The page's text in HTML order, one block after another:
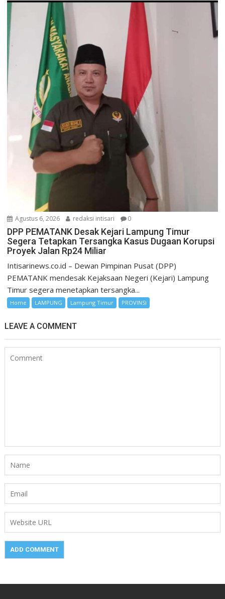
Agustus 6, 2026 redaksi intisari 0
DPP PEMATANK Desak Kejari Lampung Timur
Segera Tetapkan Tersangka Kasus Dugaan Korupsi
Proyek Jalan Rp24 Miliar
Intisarinews.co.id – Dewan Pimpinan Pusat (DPP)
PEMATANK mendesak Kejaksaan Negeri (Kejari) Lampung
Timur segera menetapkan tersangka...
Home LAMPUNG Lampung Timur PROVINSI
LEAVE A COMMENT